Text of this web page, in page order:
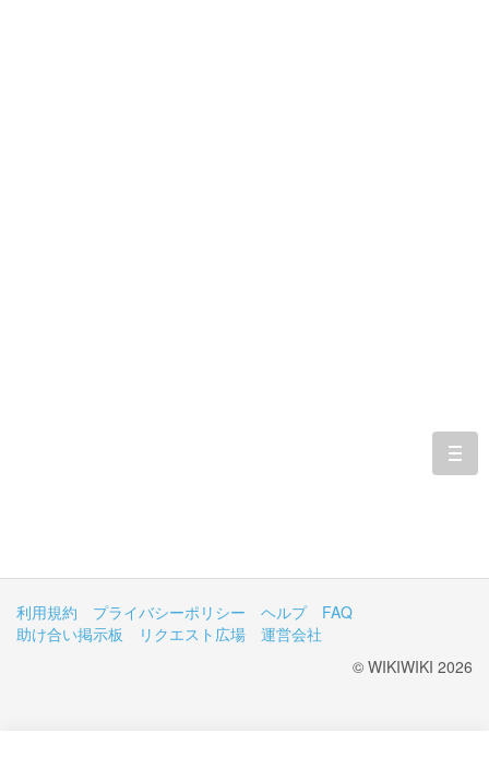
利用規約 プライバシーポリシー ヘルプ
FAQ
助け合い掲示板
リクエスト広場
運営会社
© WIKIWIKI 2026